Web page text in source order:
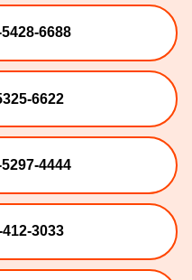
6688
6622
4444
3033